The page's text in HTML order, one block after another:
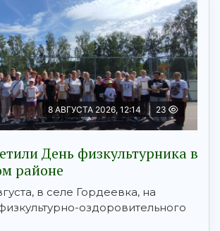
8 АВГУСТА 2026, 12:14 23
День физкультурника в
районе
в селе Гордеевка, на
оздоровительного